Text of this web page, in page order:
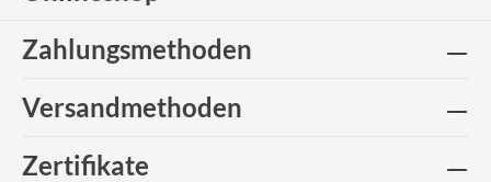
Zahlungsmethoden
Versandmethoden
Zertifikate